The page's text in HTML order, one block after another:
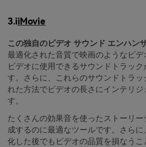
3.iiMovie
この独自のビデオ サウンド エンハン
最適化された音質で映画のようなビデ
ビデオに使用できるサウンドトラック
す。さらに、これらのサウンドトラッ
れた方法でビデオの長さにインテリジ
す。
たくさんの効果音を使ったストーリ
成するのに最適なツールです。さら
化した後でもビデオの品質を損なうこ